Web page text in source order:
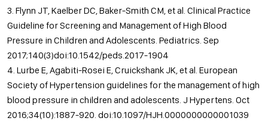
3. Flynn JT, Kaelber DC, Baker-Smith CM, et al. Clinical Practice
Guideline for Screening and Management of High Blood
Pressure in Children and Adolescents. Pediatrics. Sep
2017;140(3)doi:10.1542/peds.2017-1904
4. Lurbe E, Agabiti-Rosei E, Cruickshank JK, et al. European
Society of Hypertension guidelines for the management of high
blood pressure in children and adolescents. J Hypertens. Oct
2016;34(10):1887-920. doi:10.1097/HJH.0000000000001039